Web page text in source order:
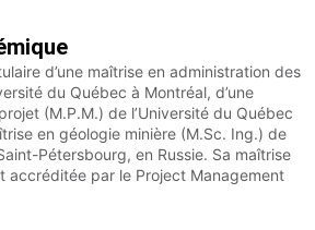
d’une maîtrise en administration des
du Québec à Montréal, d’une
(M.P.M.) de l’Université du Québec
en géologie minière (M.Sc. Ing.) de
Pétersbourg, en Russie. Sa maîtrise
accréditée par le Project Management